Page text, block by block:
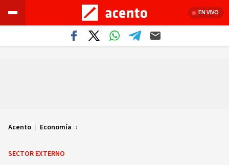
EN VIVO
Acento | Economía
SECTOR EXTERNO